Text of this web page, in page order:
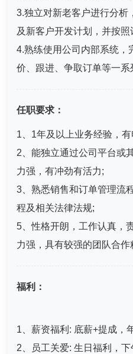
3.独立对新老客户进行分析
及新客户开发计划，并按照
4.熟练使用公司内部系统，
价、跟进、争取订单等一系
任职要求：
1、1年及以上业务经验，
2、能独立通过公司平台或
力强，有冲劲有活力;
3、熟悉销售和订单管理流
程及相关法律法规;
5、性格开朗，工作认真，
力强，具有较强的团队合作
福利：
1、薪资福利: 底薪+提成，
2、员工关爱: 生日福利，